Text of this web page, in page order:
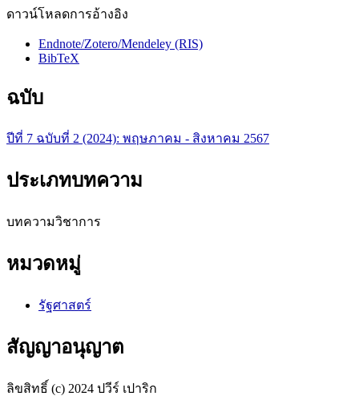
ดาวน์โหลดการอ้างอิง
Endnote/Zotero/Mendeley (RIS)
BibTeX
ฉบับ
ปีที่ 7 ฉบับที่ 2 (2024): พฤษภาคม - สิงหาคม 2567
ประเภทบทความ
บทความวิชาการ
หมวดหมู่
รัฐศาสตร์
สัญญาอนุญาต
ลิขสิทธิ์ (c) 2024 ปวีร์ เปาริก